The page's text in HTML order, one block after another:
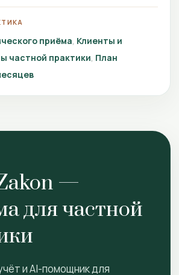
приёма Клиенты и
частной практики План
—
для частной
и AI-помощник для